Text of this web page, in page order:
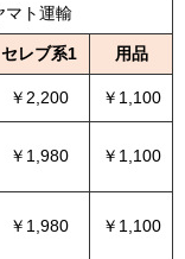
マト運輸
セレブ系1 用品
￥2,200 ￥1,100
￥1,980 ￥1,100
￥1,980 ￥1,100